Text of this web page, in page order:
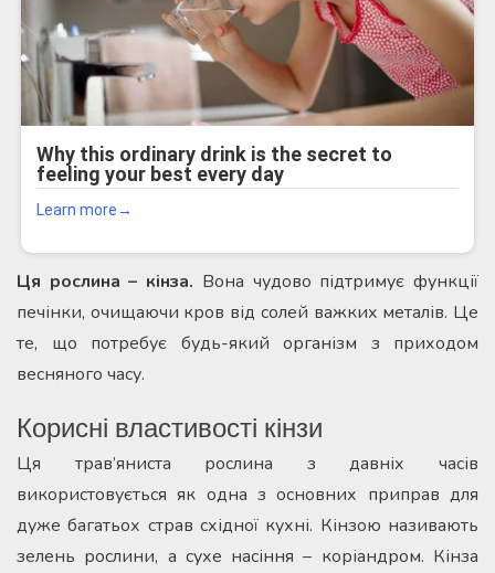
Ця рослина – кінза. Вона чудово підтримує функції
печінки, очищаючи кров від солей важких металів. Це
те, що потребує будь-який організм з приходом
весняного часу.
Корисні властивості кінзи
Ця трав’яниста рослина з давніх часів
використовується як одна з основних приправ для
дуже багатьох страв східної кухні. Кінзою називають
зелень рослини, а сухе насіння – коріандром. Кінза